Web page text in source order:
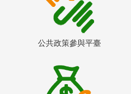
公共政策參與平臺